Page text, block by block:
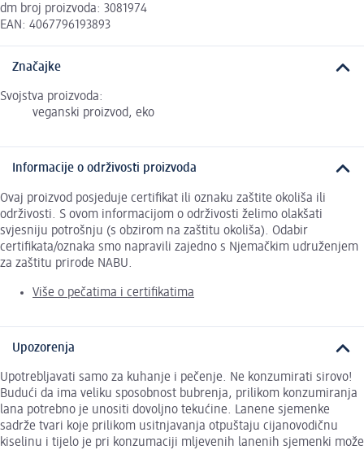
dm broj proizvoda: 3081974
EAN: 4067796193893
Značajke
Svojstva proizvoda:
veganski proizvod, eko
Informacije o održivosti proizvoda
Ovaj proizvod posjeduje certifikat ili oznaku zaštite okoliša ili
održivosti. S ovom informacijom o održivosti želimo olakšati
svjesniju potrošnju (s obzirom na zaštitu okoliša). Odabir
certifikata/oznaka smo napravili zajedno s Njemačkim udruženjem
za zaštitu prirode NABU.
Više o pečatima i certifikatima
Upozorenja
Upotrebljavati samo za kuhanje i pečenje. Ne konzumirati sirovo!
Budući da ima veliku sposobnost bubrenja, prilikom konzumiranja
lana potrebno je unositi dovoljno tekućine. Lanene sjemenke
sadrže tvari koje prilikom usitnjavanja otpuštaju cijanovodičnu
kiselinu i tijelo je pri konzumaciji mljevenih lanenih sjemenki može